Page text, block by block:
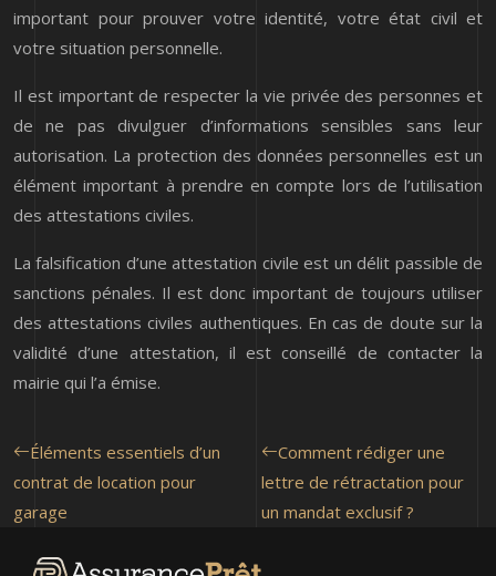
important pour prouver votre identité, votre état civil et
votre situation personnelle.
Il est important de respecter la vie privée des personnes et
de ne pas divulguer d’informations sensibles sans leur
autorisation. La protection des données personnelles est un
élément important à prendre en compte lors de l’utilisation
des attestations civiles.
La falsification d’une attestation civile est un délit passible de
sanctions pénales. Il est donc important de toujours utiliser
des attestations civiles authentiques. En cas de doute sur la
validité d’une attestation, il est conseillé de contacter la
mairie qui l’a émise.
Éléments essentiels d’un
contrat de location pour
garage
Comment rédiger une
lettre de rétractation pour
un mandat exclusif ?